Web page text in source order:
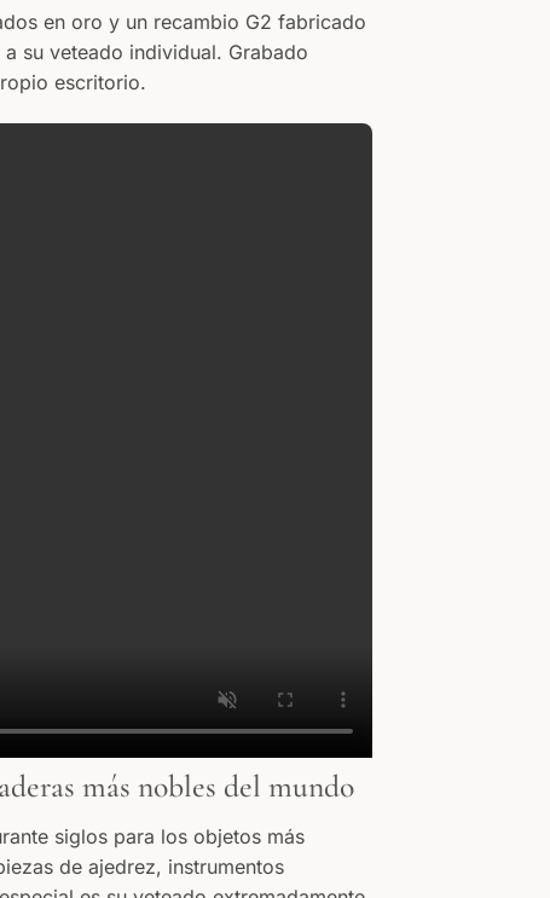
Su texto
en oro y un recambio G2 fabricado
su veteado individual. Grabado
escritorio.
más nobles del mundo
siglos para los objetos más
de ajedrez, instrumentos